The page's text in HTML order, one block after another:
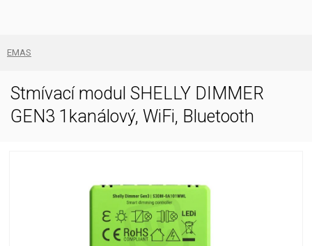
EMAS
Stmívací modul SHELLY DIMMER
GEN3 1kanálový, WiFi, Bluetooth